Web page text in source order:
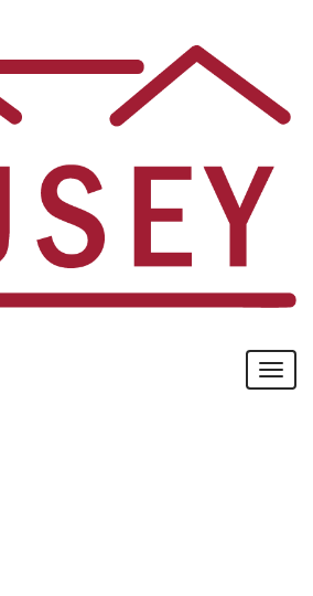
MENU